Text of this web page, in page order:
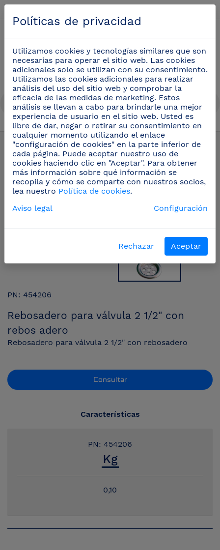
Recambios y accesorios (49)
PN: 454206
Rebosadero para válvula 2 1/2" con
rebos adero
Rebosadero para válvula 2 1/2" con rebosadero
Consultar
Características
PN: 454206
0,10
Políticas de privacidad
Utilizamos cookies y tecnologías similares que son
necesarias para operar el sitio web. Las cookies
adicionales solo se utilizan con su consentimiento.
Utilizamos las cookies adicionales para realizar
análisis del uso del sitio web y comprobar la
eficacia de las medidas de marketing. Estos
análisis se llevan a cabo para brindarle una mejor
experiencia de usuario en el sitio web. Usted es
libre de dar, negar o retirar su consentimiento en
cualquier momento utilizando el enlace
"configuración de cookies" en la parte inferior de
cada página. Puede aceptar nuestro uso de
cookies haciendo clic en "Aceptar". Para obtener
más información sobre qué información se
recopila y cómo se comparte con nuestros socios,
lea nuestro Política de cookies.
Aviso legal
Configuración
Rechazar Aceptar